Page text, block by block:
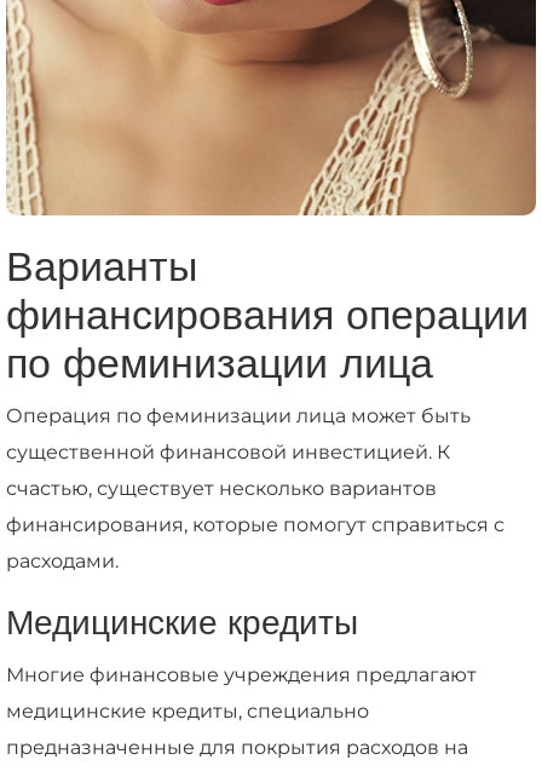
Варианты
финансирования операции
по феминизации лица
Операция по феминизации лица может быть
существенной финансовой инвестицией. К
счастью, существует несколько вариантов
финансирования, которые помогут справиться с
расходами.
Медицинские кредиты
Многие финансовые учреждения предлагают
медицинские кредиты, специально
предназначенные для покрытия расходов на